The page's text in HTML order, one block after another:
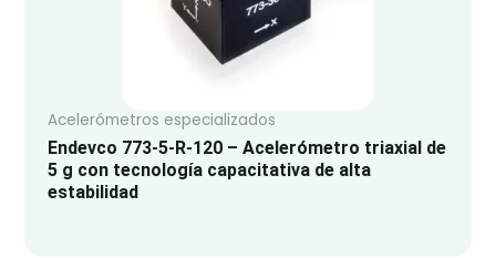
Acelerómetros especializados
Endevco 773-5-R-120 – Acelerómetro triaxial de
5 g con tecnología capacitativa de alta
estabilidad